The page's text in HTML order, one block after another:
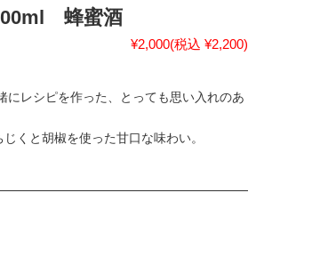
蜂蜜酒
¥2,000(税込 ¥2,200)
レシピを作った、とっても思い入れのあ
くと胡椒を使った甘口な味わい。